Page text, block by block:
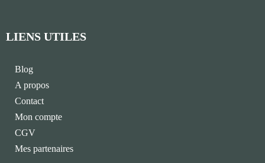
LIENS UTILES
Blog
A propos
Contact
Mon compte
CGV
Mes partenaires